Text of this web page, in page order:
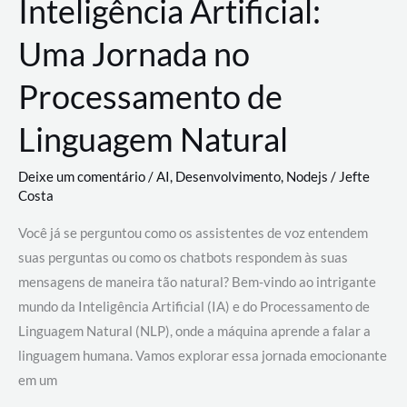
Inteligência Artificial:
Uma Jornada no
Processamento de
Linguagem Natural
Deixe um comentário/AI, Desenvolvimento, Nodejs / Jefte
Costa
Você já se perguntou como os assistentes de voz entendem
suas perguntas ou como os chatbots respondem às suas
mensagens de maneira tão natural? Bem-vindo ao intrigante
mundo da Inteligência Artificial (IA) e do Processamento de
Linguagem Natural (NLP), onde a máquina aprende a falar a
linguagem humana. Vamos explorar essa jornada emocionante
em um